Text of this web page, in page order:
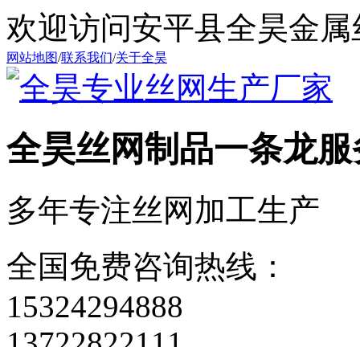
欢迎访问安平县全昊金
网站地图/联系我们/关于全昊
全昊丝网制品一条龙
多年专注丝网加工生产
全国免费咨询热线：
15324294888